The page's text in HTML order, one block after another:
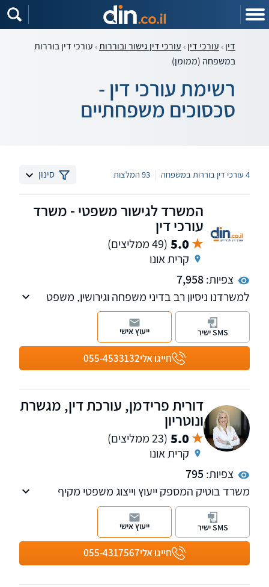
דין עורכי דין עורכי דין גישור ובוררות עורכי דין בוררות
במשפחה (ממומן)
רשימת עורכי דין -
סכסוכים משפחתיים
4 עורכי דין בוררות במשפחה 93 המלצות סינון
המשרד לגישור משפטי - משרד
עורכי דין
5.0 (49 ממליצים)
קרית אונו
צפיות:7,958
למשרדנו ניסיון רב בדיני משפחה וגירושין, משפט
אזרחי, משפט מסחרי, פירוק שיתוף, הוצל"פ,
חדלות פירעון, יעילות ומקצוענות!
חייגו אלי055-4533132
SMS ישיר ייעוץ אישי
דורית פרידמן, עורכת דין, מגשרת
ונוטריון
5.0 (23 ממליצים)
קרית אונו
צפיות:795
משרד בוטיק המספק ייעוץ וייצוג משפטי מקיף
במגוון רחב של ענייני משפחה, תוך ניסיון רב בהליכי
גירושין ובבעיות בין גרושים לאחר הגירושין, הסכמי
ממון והסכמי חיים משותפים, צוואות, ירושות, ייפוי
כח מתמשך, הליכי גישור ונוטריון.
חייגו אלי055-4317567
SMS ישיר ייעוץ אישי